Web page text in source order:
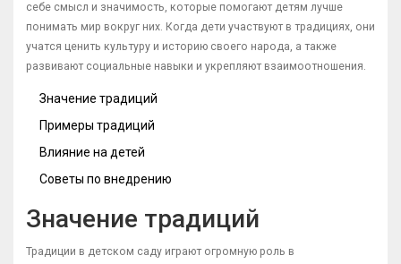
себе смысл и значимость, которые помогают детям лучше
понимать мир вокруг них. Когда дети участвуют в традициях, они
учатся ценить культуру и историю своего народа, а также
развивают социальные навыки и укрепляют взаимоотношения.
Значение традиций
Примеры традиций
Влияние на детей
Советы по внедрению
Значение традиций
Традиции в детском саду играют огромную роль в